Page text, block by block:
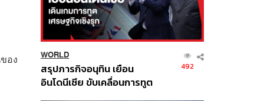
อง
WORLD
สรุปภารกิจอนุทิน เยือน
อินโดนีเซีย ขับเคลื่อนการทูต
492